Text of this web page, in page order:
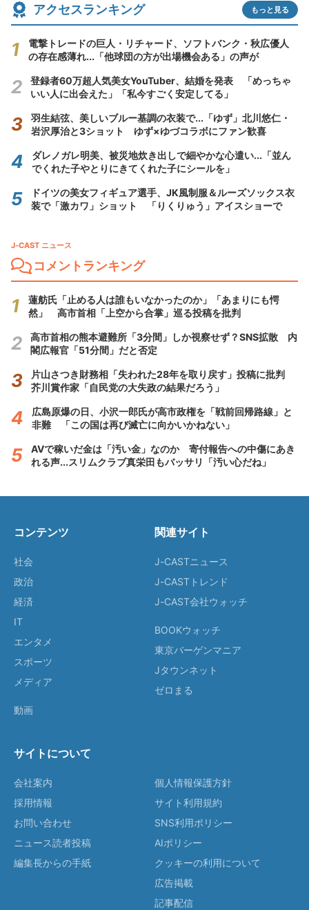
アクセスランキング もっと見る
電撃トレードの巨人・リチャード、ソフトバンク・秋広優人
の存在感薄れ...「他球団の方が出場機会ある」の声が
登録者60万超人気美女YouTuber、結婚を発表 「めっちゃ
いい人に出会えた」「私今すごく安定してる」
羽生結弦、美しいブルー基調の衣装で...「ゆず」北川悠仁・
岩沢厚治と3ショット ゆず×ゆづコラボにファン歓喜
ダレノガレ明美、被災地炊き出しで細やかな心遣い...「並ん
でくれた子やとりにきてくれた子にシールを」
ドイツの美女フィギュア選手、JK風制服＆ルーズソックス衣
装で「激カワ」ショット 「りくりゅう」アイスショーで
J-CAST ニュース
コメントランキング
蓮舫氏「止める人は誰もいなかったのか」「あまりにも愕
然」 高市首相「上空から合掌」巡る投稿を批判
高市首相の熊本避難所「3分間」しか視察せず？SNS拡散 内
閣広報官「51分間」だと否定
片山さつき財務相「失われた28年を取り戻す」投稿に批判
芥川賞作家「自民党の大失政の結果だろう」
広島原爆の日、小沢一郎氏が高市政権を「戦前回帰路線」と
非難 「この国は再び滅亡に向かいかねない」
AVで稼いだ金は「汚い金」なのか 寄付報告への中傷にあき
れる声...スリムクラブ真栄田もバッサリ「汚い心だね」
コンテンツ
社会
政治
経済
IT
エンタメ
スポーツ
メディア
動画
関連サイト
J-CASTニュース
J-CASTトレンド
J-CAST会社ウォッチ
BOOKウォッチ
東京バーゲンマニア
Jタウンネット
ゼロまる
サイトについて
会社案内
採用情報
お問い合わせ
ニュース読者投稿
編集長からの手紙
個人情報保護方針
サイト利用規約
SNS利用ポリシー
AIポリシー
クッキーの利用について
広告掲載
記事配信